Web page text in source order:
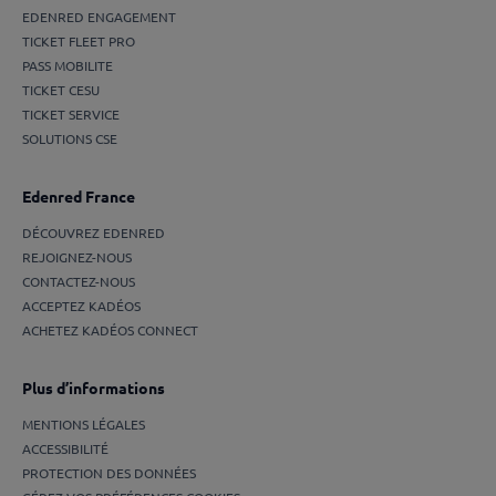
EDENRED ENGAGEMENT
TICKET FLEET PRO
PASS MOBILITE
TICKET CESU
TICKET SERVICE
SOLUTIONS CSE
Edenred France
DÉCOUVREZ EDENRED
REJOIGNEZ-NOUS
CONTACTEZ-NOUS
ACCEPTEZ KADÉOS
ACHETEZ KADÉOS CONNECT
Plus d’informations
MENTIONS LÉGALES
ACCESSIBILITÉ
PROTECTION DES DONNÉES